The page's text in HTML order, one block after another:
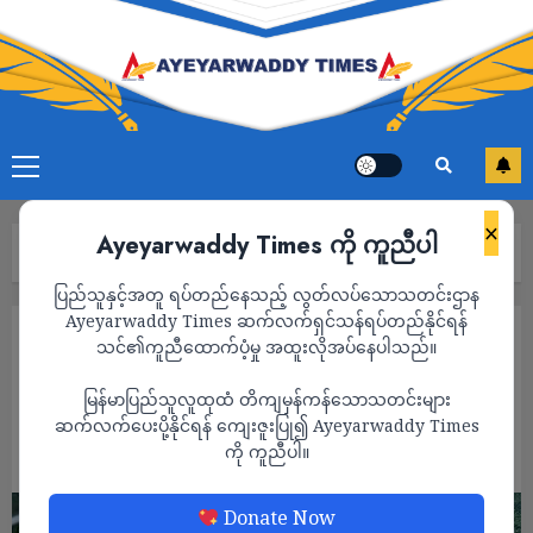
×
Ayeyarwaddy Times ကို ကူညီပါ
ပြည်သူနှင့်အတူ ရပ်တည်နေသည့် လွတ်လပ်သောသတင်းဌာန
Ayeyarwaddy Times ဆက်လက်ရှင်သန်ရပ်တည်နိုင်ရန်
သင်၏ကူညီထောက်ပံ့မှု အထူးလိုအပ်နေပါသည်။
မြန်မာပြည်သူလူထုထံ တိကျမှန်ကန်သောသတင်းများ
ဆက်လက်ပေးပို့နိုင်ရန် ကျေးဇူးပြု၍ Ayeyarwaddy Times
ကို ကူညီပါ။
Donate Now
ဧရာဝတီတိုင်းမှာ ၂ ရက်အတွင်း မိုးပိုများလာမည်
ဧရာဝတီတိုင်းမှာ ၂ ရက်အတွင်း မိုးပိုများလာ
မည်
AUGUST 22, 2022